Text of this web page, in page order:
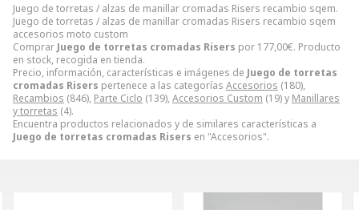
Juego de torretas / alzas de manillar cromadas Risers recambio sqem.
Juego de torretas / alzas de manillar cromadas Risers recambio sqem
accesorios moto custom
Comprar Juego de torretas cromadas Risers por 177,00€. Producto
en stock, recogida en tienda.
Precio, información, características e imágenes de Juego de torretas
cromadas Risers pertenece a las categorías Accesorios (180),
Recambios (846), Parte Ciclo (139), Accesorios Custom (19) y Manillares
y torretas (4).
Encuentra productos relacionados y de similares características a
Juego de torretas cromadas Risers en "Accesorios".